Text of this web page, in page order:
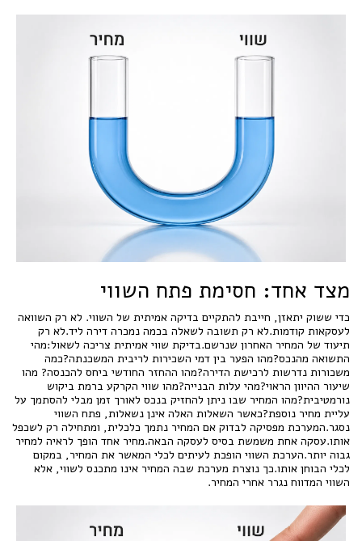
מצד אחד: חסימת פתח השווי
כדי ששוק יתאזן, חייבת להתקיים בדיקה אמיתית של השווי. לא רק השוואה
לעסקאות קודמות.לא רק תשובה לשאלה בכמה נמכרה דירה ליד.לא רק
תיעוד של המחיר האחרון שנרשם.בדיקת שווי אמיתית צריכה לשאול:מהי
התשואה מהנכס?מהו הפער בין דמי השכירות לריבית המשכנתה?כמה
משכורות נדרשות לרכישת הדירה?מהו ההחזר החודשי ביחס להכנסה? מהו
שיעור ההיוון הראוי?מהי עלות הבנייה?מהו שווי הקרקע ברמת ביקוש
נורמטיבית?מהו המחיר שבו ניתן להחזיק בנכס לאורך זמן מבלי להסתמך על
עליית מחיר נוספת?כאשר השאלות האלה אינן נשאלות, פתח השווי
נסגר.המערכת מפסיקה לבדוק אם המחיר נתמך כלכלית, ומתחילה רק לשכפל
אותו.עסקה אחת משמשת בסיס לעסקה הבאה.מחיר אחד הופך לראיה למחיר
גבוה יותר.הערכת השווי הופכת לעיתים לכלי המאשר את המחיר, במקום
לכלי הבוחן אותו.כך נוצרת מערכת שבה המחיר אינו מתכנס לשווי, אלא
השווי המדווח נגרר אחרי המחיר.